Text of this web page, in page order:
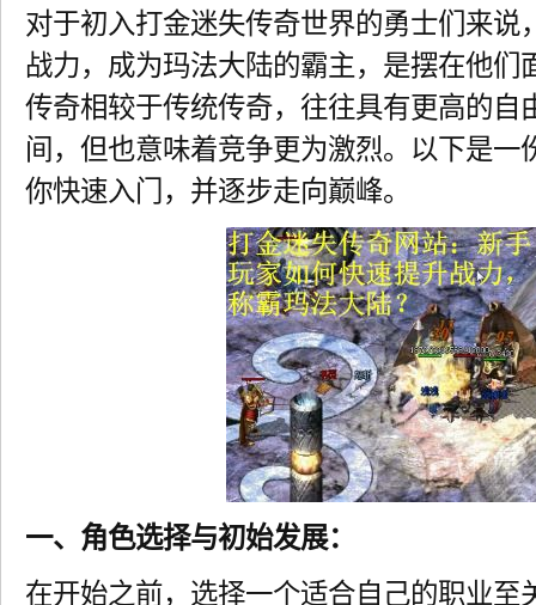
对于初入打金迷失传奇世界的勇士们来说
战力，成为玛法大陆的霸主，是摆在他们
传奇相较于传统传奇，往往具有更高的自
间，但也意味着竞争更为激烈。以下是一
你快速入门，并逐步走向巅峰。
一、角色选择与初始发展：
在开始之前，选择一个适合自己的职业至